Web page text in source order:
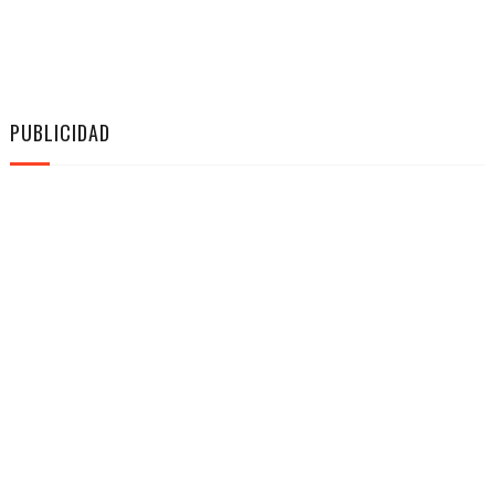
PUBLICIDAD